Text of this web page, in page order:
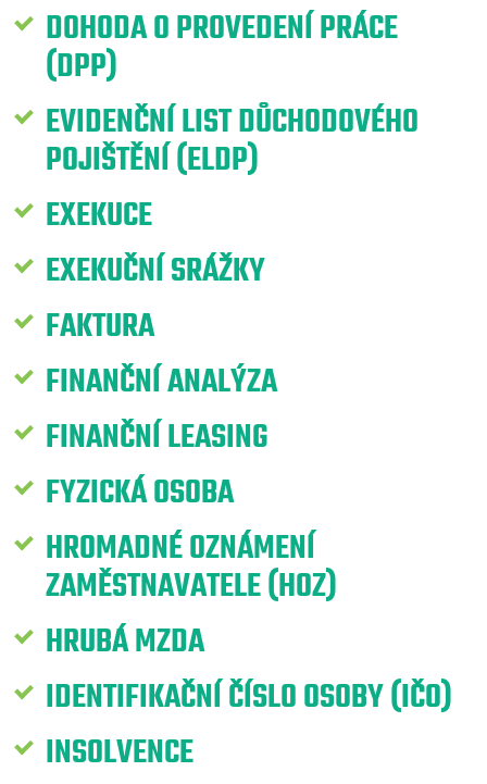
DOHODA O PROVEDENÍ PRÁCE
(DPP)
EVIDENČNÍ LIST DŮCHODOVÉHO
POJIŠTĚNÍ (ELDP)
EXEKUCE
EXEKUČNÍ SRÁŽKY
FAKTURA
FINANČNÍ ANALÝZA
FINANČNÍ LEASING
FYZICKÁ OSOBA
HROMADNÉ OZNÁMENÍ
ZAMĚSTNAVATELE (HOZ)
HRUBÁ MZDA
IDENTIFIKAČNÍ ČÍSLO OSOBY (IČO)
INSOLVENCE